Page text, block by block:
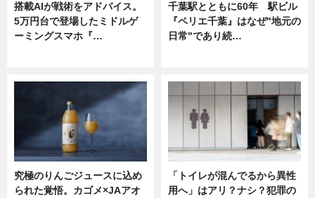
搭載AIが戦術をアドバイス。
5万円台で登場したミドルゲ
ーミングスマホ『…
千葉駅とともに60年 駅ビル
『ペリエ千葉』はなぜ"地元の
日常"であり続…
究極のりんごジュースに込め
られた覚悟。カゴメ×JAアオ
「トイレが混んでるから異性
用へ」はアリ？ナシ？犯罪の